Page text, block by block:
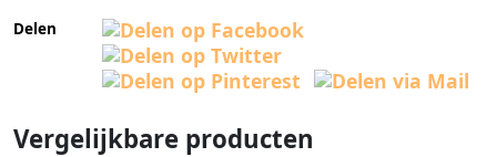
Delen
Vergelijkbare producten